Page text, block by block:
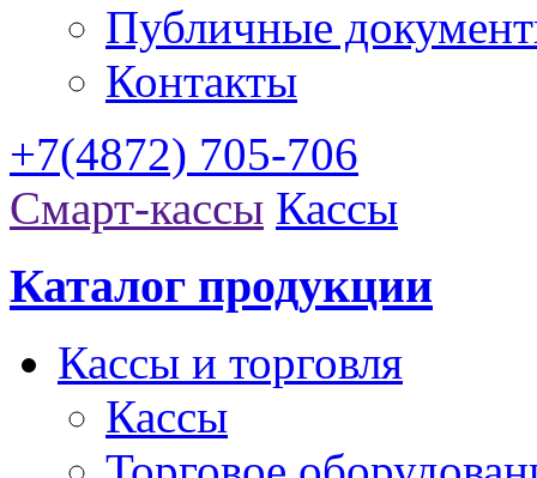
Публичные
Контакты
+7(4872) 705-706
Смарт-кассы Кассы
Каталог продукции
Кассы и торговля
Кассы